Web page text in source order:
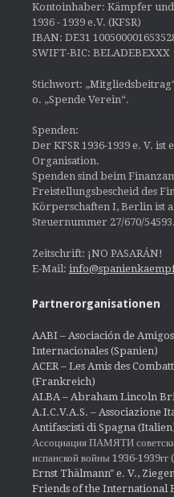
Kontoinhaber: Kämpfer
1936 - 1939 e.V. (KFSR)
IBAN: DE31
SWIFT-BIC: BELADEBEXXX
Stichwort:
o. „Spende Verein“.
Spenden:
Der KFSR 1936-1939 e. V.
Organisation.
Spenden sind beim
Freistellungsbescheid des
Körperschaften I, Berlin ist
Steuernummer 27/670/54593.
Zeitschrift: ¡NO PASARÁN!
E-Mail:
Partnerorganisationen
AABI – Asociación de
Internacionales (Spanien)
ACER – Les Amis des
(Frankreich)
ALBA – Abraham Lincoln
A.I.C.V.A.S. – Associazione
Antifascisti di Spagna
Ассоциация ПАМЯТИ
испанской войны 1936-
Ernst Thälmann" e. V.,
Friends of the International